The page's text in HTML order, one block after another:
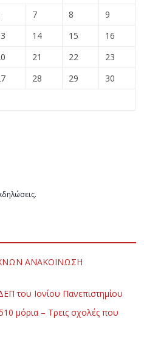
7 8
9
14 15
16
21 22
23
28 29
30
ΑΝΑΚΟΙΝΩΣΗ
του Ιονίου Πανεπιστημίου
μόρια – Τρεις σχολές που